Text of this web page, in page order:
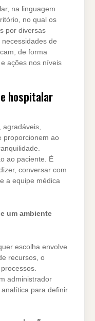
na linguagem
no qual os
por diversas
de
de forma
ações nos níveis
hospitalar
agradáveis,
proporcionem ao
ao paciente. É
conversar com
a equipe médica
um ambiente
escolha envolve
recursos, o
administrador
para definir